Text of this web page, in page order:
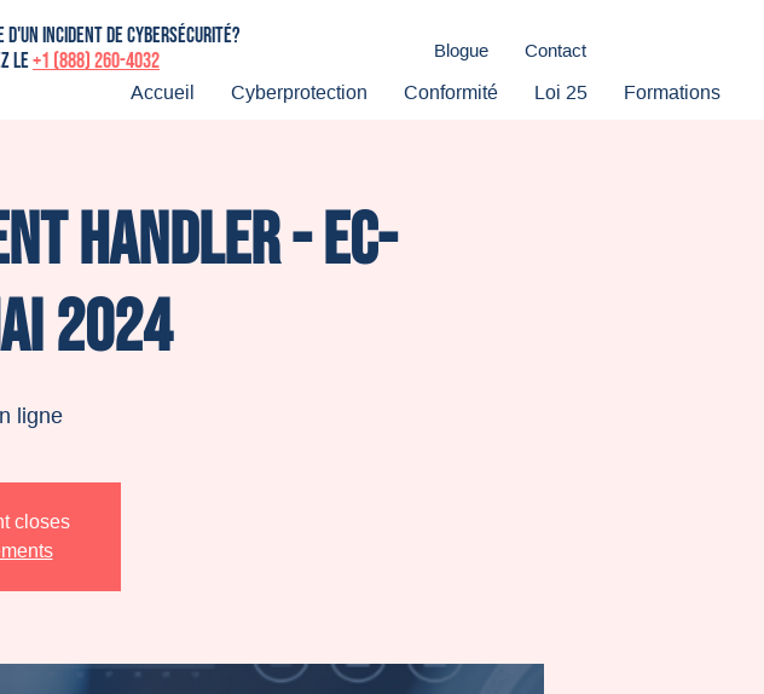
Accueil Cyberprotection Conformité Loi 25 Formations
Blogue Contact
d'un incident de cybersécurité?
le+1 (888) 260-4032
Handler - Ec-
2024
ligne
closes